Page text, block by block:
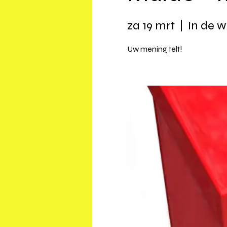
za 19 mrt
  |
In de
Uw mening telt!